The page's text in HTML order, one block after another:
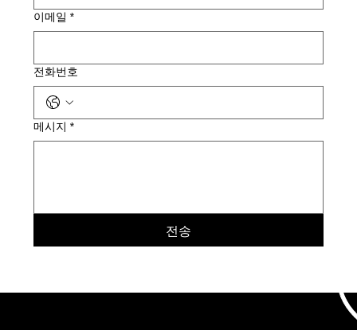
이메일 *
전화번호
메시지 *
전송